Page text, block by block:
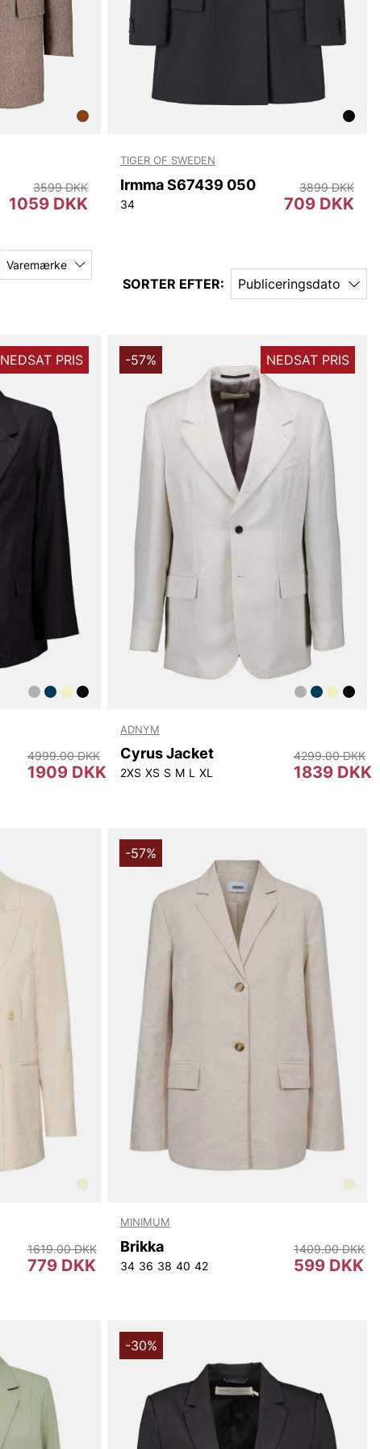
1059 DKK
3599 DKK
TIGER OF SWEDEN
Irmma S67439 050
34 709 DKK
3899 DKK
Varemærke
SORTER EFTER: Publiceringsdato
NEDSAT PRIS
1909 DKK
4999.00 DKK
-57% NEDSAT PRIS
ADNYM
Cyrus Jacket
2XS XS S M L XL 1839 DKK
4299.00 DKK
779 DKK
1619.00 DKK
-57%
MINIMUM
Brikka
34 36 38 40 42 599 DKK
1409.00 DKK
-30%